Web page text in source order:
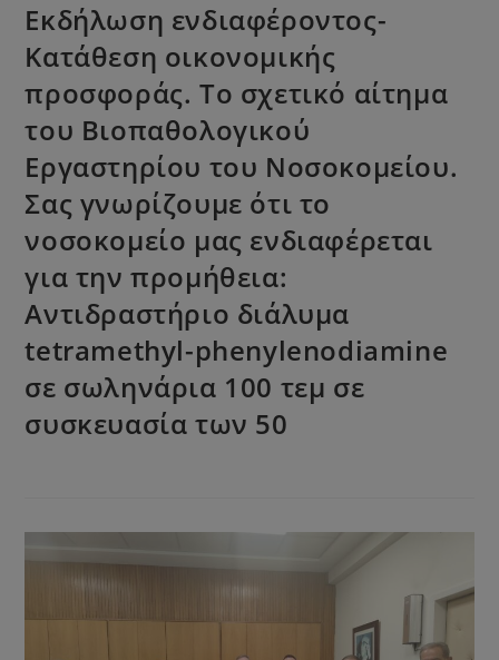
Εκδήλωση ενδιαφέροντος-
Κατάθεση οικονομικής
προσφοράς. Το σχετικό αίτημα
του Βιοπαθολογικού
Εργαστηρίου του Νοσοκομείου.
Σας γνωρίζουμε ότι το
νοσοκομείο μας ενδιαφέρεται
για την προμήθεια:
Αντιδραστήριο διάλυμα
tetramethyl-phenylenodiamine
σε σωληνάρια 100 τεμ σε
συσκευασία των 50